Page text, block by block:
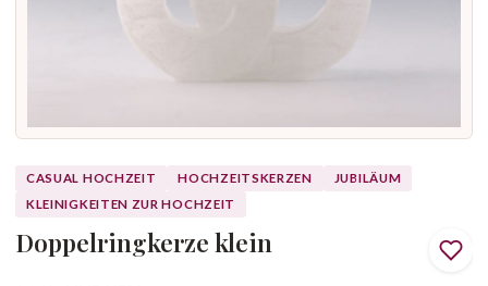
CASUAL HOCHZEIT HOCHZEITSKERZEN
JUBILÄUM
KLEINIGKEITEN ZUR HOCHZEIT
Doppelringkerze klein